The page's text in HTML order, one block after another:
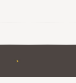
び＠大阪